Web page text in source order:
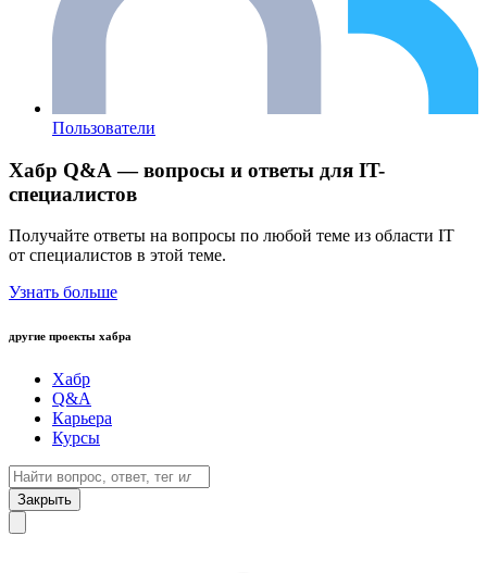
Пользователи
Хабр Q&A — вопросы и ответы для IT-
специалистов
Получайте ответы на вопросы по любой теме из области IT
от специалистов в этой теме.
Узнать больше
другие проекты хабра
Хабр
Q&A
Карьера
Курсы
Закрыть